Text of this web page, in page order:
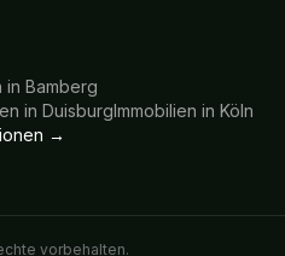
in Bamberg
in DuisburgImmobilien in Köln
→
vorbehalten.